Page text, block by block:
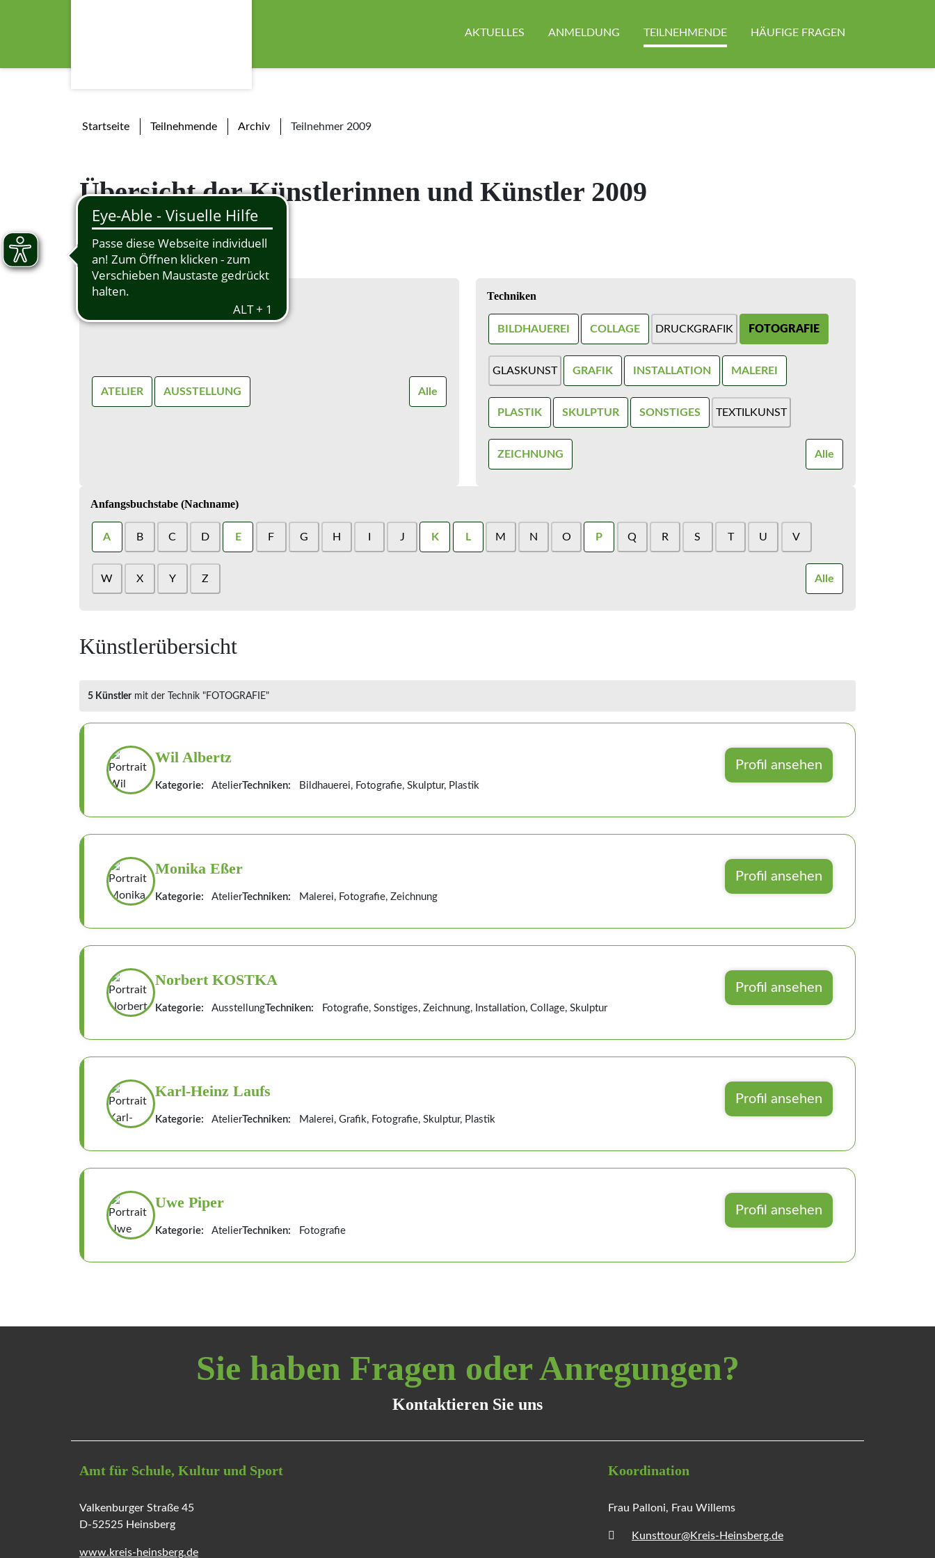
AKTUELLES
ANMELDUNG TEILNEHMENDE HÄUFIGE FRAGEN
Startseite Teilnehmende Archiv Teilnehmer 2009
Übersicht der Künstlerinnen und Künstler 2009
Filter
Kategorie
ATELIER AUSSTELLUNG Alle
Techniken
BILDHAUEREI COLLAGE DRUCKGRAFIK FOTOGRAFIE
GLASKUNST GRAFIK INSTALLATION MALEREI
PLASTIK SKULPTUR SONSTIGES TEXTILKUNST
ZEICHNUNG Alle
Anfangsbuchstabe (Nachname)
A B C D E F G H J K L M N O P Q R S T U V
W X Y Z Alle
Künstlerübersicht
5 Künstlermit der Technik "FOTOGRAFIE"
Wil Albertz
Kategorie: AtelierTechniken: Bildhauerei, Fotografie, Skulptur, Plastik
Profil ansehen
Monika Eßer
Kategorie: AtelierTechniken: Malerei, Fotografie, Zeichnung
Profil ansehen
Norbert KOSTKA
Kategorie: AusstellungTechniken: Fotografie, Sonstiges, Zeichnung, Installation, Collage, Skulptur
Profil ansehen
Karl-Heinz Laufs
Kategorie: AtelierTechniken: Malerei, Grafik, Fotografie, Skulptur, Plastik
Profil ansehen
Uwe Piper
Kategorie: AtelierTechniken: Fotografie
Profil ansehen
Sie haben Fragen oder Anregungen?
Kontaktieren Sie uns
Amt für Schule, Kultur und Sport
Valkenburger Straße 45
D-52525 Heinsberg
www.kreis-heinsberg.de
Koordination
Frau Palloni, Frau Willems
Kunsttour@Kreis-Heinsberg.de